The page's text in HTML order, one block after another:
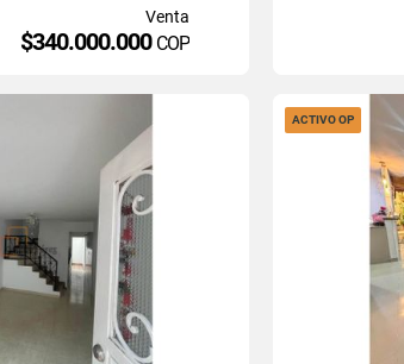
Venta
$340.000.000 COP
ACTIVO OP